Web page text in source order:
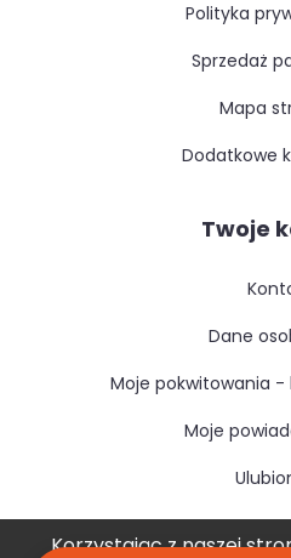
Korzystając z naszej
polityka
sprzedaż
mapa
dodatkowe
Twoje
dane
moje pokwitowania
moje